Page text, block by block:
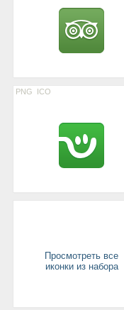
PNG ICO
Просмотреть все
иконки из набора